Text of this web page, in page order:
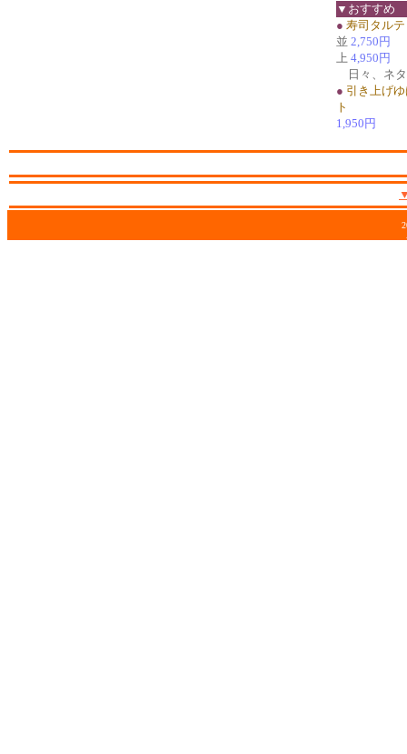
▼おすすめ
● 寿司タル
並 2,750円
上 4,950円
日々、ネタ
● 引き上げ
ト
1,950円